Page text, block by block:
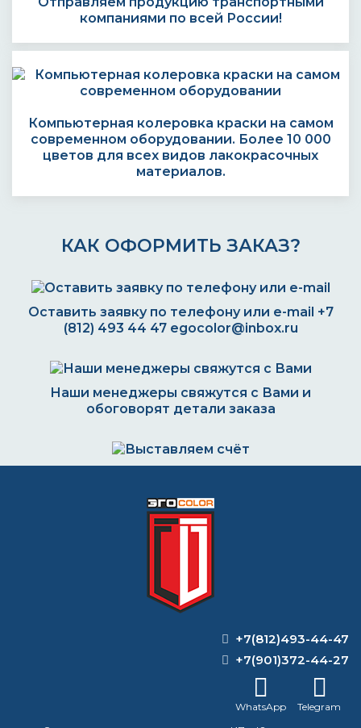
компаниями по всей России!
Компьютерная колеровка краски на самом
современном оборудовании. Более 10 000
цветов для всех видов лакокрасочных
материалов.
КАК ОФОРМИТЬ ЗАКАЗ?
Оставить заявку по телефону или e-mail +7
(812) 493 44 47 egocolor@inbox.ru
Наши менеджеры свяжутся с Вами и
обоговорят детали заказа
ВОПРОС-ОТВЕТ
Смывается ли водорастворимая
+7(812)493-44-47
+7(901)372-44-27
WhatsApp
Telegram